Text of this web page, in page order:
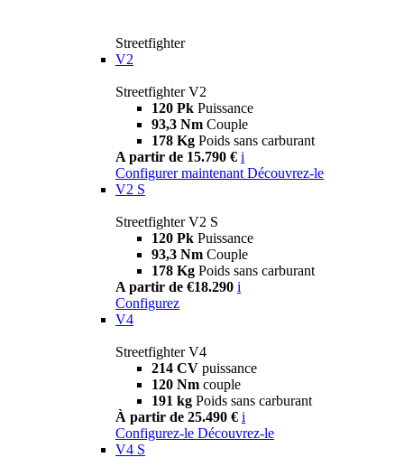
Streetfighter
V2
Streetfighter V2
120 Pk Puissance
93,3 Nm Couple
178 Kg Poids sans carburant
A partir de 15.790 € i
Configurer maintenant Découvrez-le
V2 S
Streetfighter V2 S
120 Pk Puissance
93,3 Nm Couple
178 Kg Poids sans carburant
A partir de €18.290 i
Configurez
V4
Streetfighter V4
214 CV puissance
120 Nm couple
191 kg Poids sans carburant
À partir de 25.490 € i
Configurez-le Découvrez-le
V4 S